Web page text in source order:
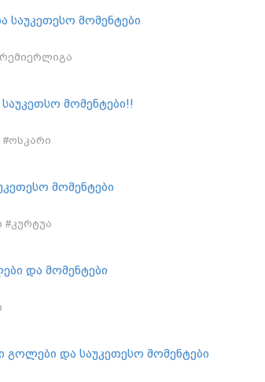
მომენტები
მომენტები!!
#ოსკარი
მომენტები
#კურტუა
და მომენტები
გოლები და საუკეთესო მომენტები